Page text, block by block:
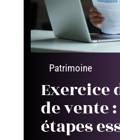
Patrimoine
Exercice
de vente
étapes